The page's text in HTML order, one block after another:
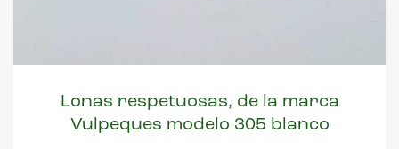
Lonas respetuosas, de la marca
Vulpeques modelo 305 blanco